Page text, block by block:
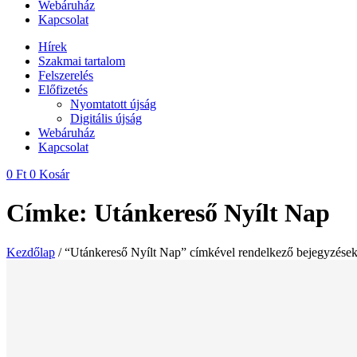
Webáruház
Kapcsolat
Hírek
Szakmai tartalom
Felszerelés
Előfizetés
Nyomtatott újság
Digitális újság
Webáruház
Kapcsolat
0 Ft 0 Kosár
Címke: Utánkereső Nyílt Nap
Kezdőlap / “Utánkereső Nyílt Nap” címkével rendelkező bejegyzések